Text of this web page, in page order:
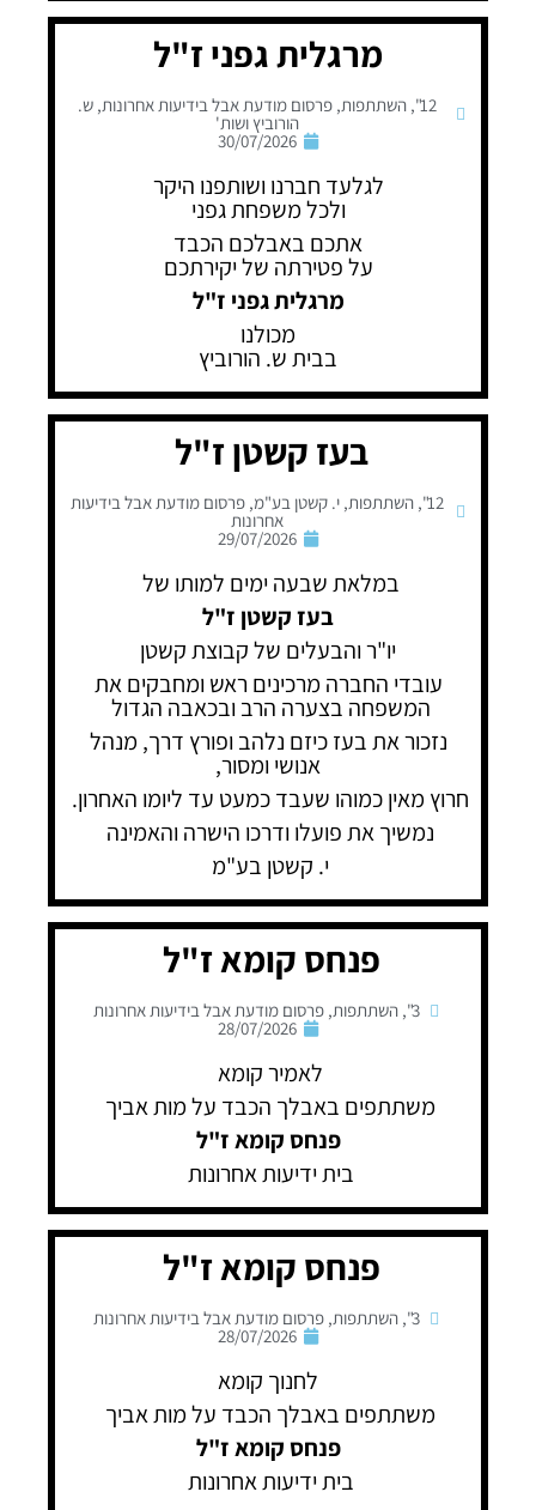
מרגלית גפני ז"ל
12"
,השתתפות,פרסום מודעת אבל בידיעות אחרונות,ש.
הורוביץ ושות'
30/07/2026
לגלעד חברנו ושותפנו היקר
ולכל משפחת גפני
אתכם באבלכם הכבד
על פטירתה של יקירתכם
מרגלית גפני ז"ל
מכולנו
בבית ש. הורוביץ
בעז קשטן ז"ל
12"
,השתתפות,י. קשטן בע"מ,פרסום מודעת אבל בידיעות
אחרונות
29/07/2026
במלאת שבעה ימים למותו של
בעז קשטן ז"ל
יו"ר והבעלים של קבוצת קשטן
עובדי החברה מרכינים ראש ומחבקים את
המשפחה בצערה הרב ובכאבה הגדול
נזכור את בעז כיזם נלהב ופורץ דרך, מנהל
אנושי ומסור,
חרוץ מאין כמוהו שעבד כמעט עד ליומו האחרון.
נמשיך את פועלו ודרכו הישרה והאמינה
י. קשטן בע"מ
פנחס קומא ז"ל
3"
, השתתפות, פרסום מודעת אבל בידיעות אחרונות
28/07/2026
לאמיר קומא
משתתפים באבלך הכבד על מות אביך
פנחס קומא ז"ל
בית ידיעות אחרונות
פנחס קומא ז"ל
3"
, השתתפות, פרסום מודעת אבל בידיעות אחרונות
28/07/2026
לחנוך קומא
משתתפים באבלך הכבד על מות אביך
פנחס קומאז"ל
בית ידיעות אחרונות